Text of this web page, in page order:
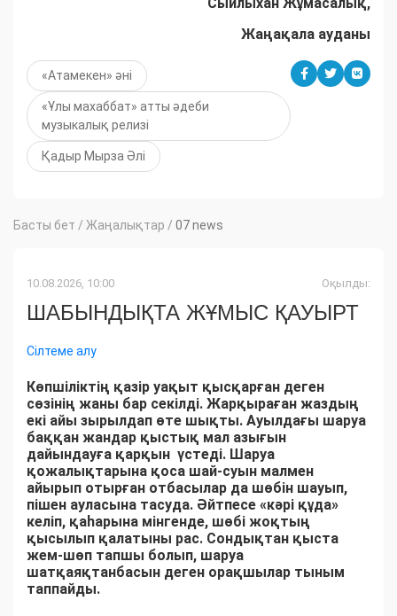
Сыйлыхан Жұмасалық,
Жаңақала ауданы
«Атамекен» әні
«Ұлы махаббат» атты әдеби
музыкалық релизі
Қадыр Мырза Әлі
Басты бет / Жаңалықтар / 07 news
10.08.2026, 10:00 Оқылды:
ШАБЫНДЫҚТА ЖҰМЫС ҚАУЫРТ
Сілтеме алу
Көпшіліктің қазір уақыт қысқарған деген
сөзінің жаны бар секілді. Жарқыраған жаздың
екі айы зырылдап өте шықты. Ауылдағы шаруа
баққан жандар қыстық мал азығын
дайындауға қарқын үстеді. Шаруа
қожалықтарына қоса шай-суын малмен
айырып отырған отбасылар да шөбін шауып,
пішен ауласына тасуда. Әйтпесе «кәрі құда»
келіп, қаһарына мінгенде, шөбі жоқтың
қысылып қалатыны рас. Сондықтан қыста
жем-шөп тапшы болып, шаруа
шатқаяқтанбасын деген орақшылар тыным
таппайды.